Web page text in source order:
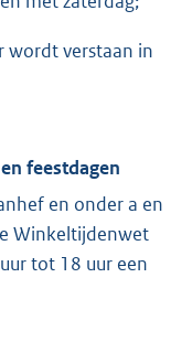
wordt verstaan in
feestdagen
en onder a en
Winkeltijdenwet
tot 18 uur een